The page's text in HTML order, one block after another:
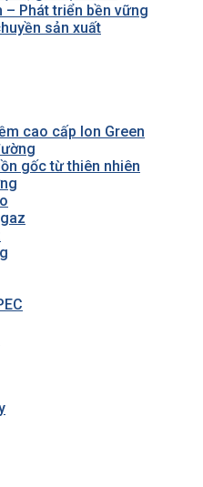
Phát triển bền vững
sản xuất
cao cấp Ion Green
gốc từ thiên nhiên